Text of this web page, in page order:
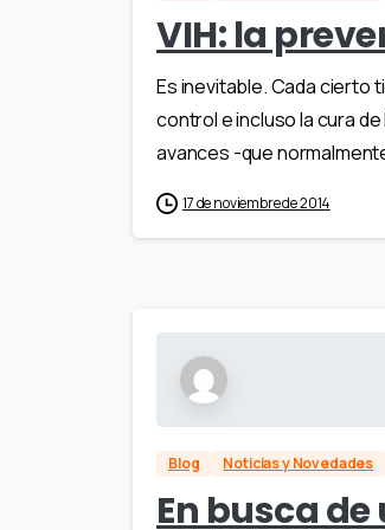
VIH: la
Es inevitable. Cada cierto
control e incluso la cura
avances -que
17 de noviembre de 2014
Blog Noticias y Novedades
En busca de